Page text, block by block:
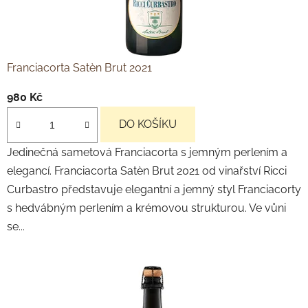
Franciacorta Satèn Brut 2021
980 Kč
DO KOŠÍKU
Jedinečná sametová Franciacorta s jemným perlením a
elegancí. Franciacorta Satèn Brut 2021 od vinařství Ricci
Curbastro představuje elegantní a jemný styl Franciacorty
s hedvábným perlením a krémovou strukturou. Ve vůni
se...